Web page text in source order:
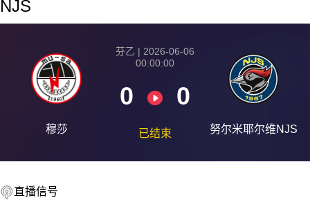
NJS
穆莎
芬乙 | 2026-06-06
00:00:00
0 0
已结束 努尔米耶尔维NJS
直播信号